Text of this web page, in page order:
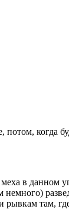
когда
в данном
рывкам там,